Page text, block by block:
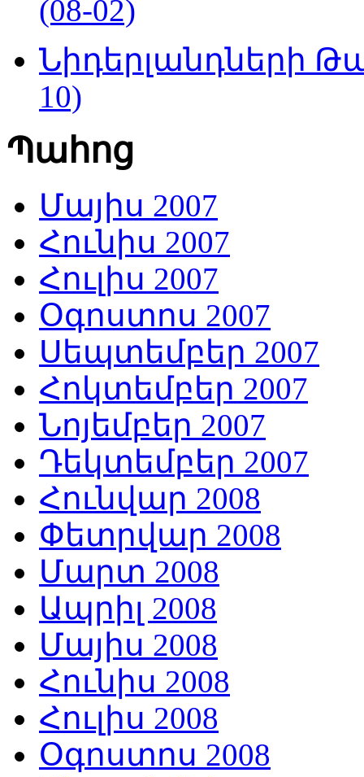
(08-02)
Նիդերլանդների
10)
Պահոց
Մայիս 2007
Հունիս 2007
Հուլիս 2007
Օգոստոս 2007
Սեպտեմբեր 2007
Հոկտեմբեր 2007
Նոյեմբեր 2007
Դեկտեմբեր 2007
Հունվար 2008
Փետրվար 2008
Մարտ 2008
Ապրիլ 2008
Մայիս 2008
Հունիս 2008
Հուլիս 2008
Օգոստոս 2008